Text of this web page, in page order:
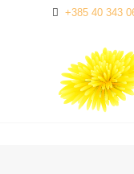
+385 40 343